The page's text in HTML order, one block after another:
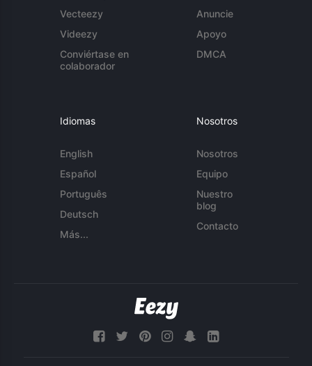
Vecteezy
Videezy
Conviértase en
colaborador
Anuncie
Apoyo
DMCA
Idiomas
English
Español
Português
Deutsch
Más...
Nosotros
Nosotros
Equipo
Nuestro
blog
Contacto